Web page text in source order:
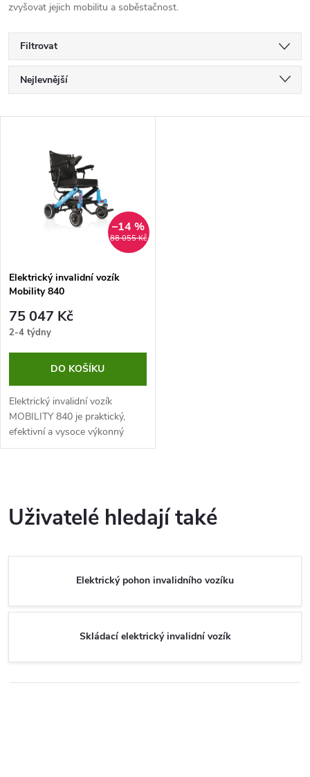
zvyšovat jejich mobilitu a soběstačnost.
Filtrovat
Ř
a
p
r
o
d
u
ů
Nejlevnější
Abecedně
s
p
r
d
u
t
ů
88 055 Kč
–14 %
Elektrický invalidní vozík
Mobility 840
75 047 Kč
2-4 týdny
DO KOŠÍKU
Elektrický invalidní vozík
MOBILITY 840 je praktický,
efektivní a vysoce výkonný
pomocník pro osoby s
v
d
c
í
Uživatelé hledají také
Elektrický pohon invalidního vozíku
Skládací elektrický invalidní vozík